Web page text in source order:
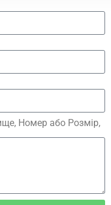
Номер або Розмір,